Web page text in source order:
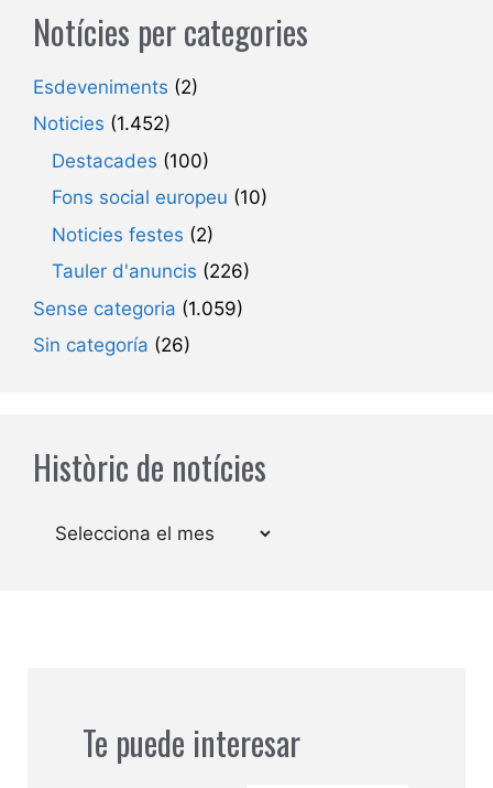
Notícies per categories
Esdeveniments (2)
Noticies (1.452)
Destacades (100)
Fons social europeu (10)
Noticies festes (2)
Tauler d'anuncis (226)
Sense categoria (1.059)
Sin categoría (26)
Històric de notícies
Arxius
Te puede interesar